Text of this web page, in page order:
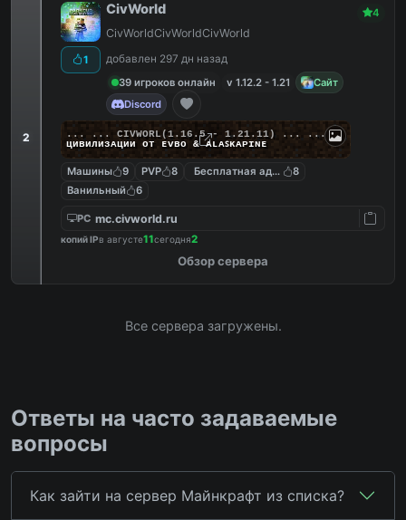
2
1
CivWorld 4
CivWorldCivWorldCivWorld
добавлен 297 дн назад
39 игроков онлайн
v 1.12.2 - 1.21
Сайт
Discord
... ... CIVWORL (1.16.5 - 1.21.11) ... ...
циʙилизᴀции от ᴇᴠʙᴏ & ᴀʟᴀꜱᴋᴀᴘɪɴᴇ
Машины 9 PVP 8 Бесплатная админка
8
Ванильный
6
PC mc.civworld.ru
копий IPв августе11сегодня2
Обзор сервера
Все сервера загружены.
Ответы на часто задаваемые
вопросы
Как зайти на сервер Майнкрафт из списка?